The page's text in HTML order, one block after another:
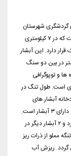
گردشگری شهرستان
شاهرود که تا کنون ناشناخته مانده تنگ و آبشار داستان است که در ۷ کیلومتری
دارد. این آبشار
با عظمت در میان تنگه ای به نام داستان با ارتفاع ۱۲ متر در بین دو سنگ
و توپوگرافی
است. طول تنگ در
در مسیر رودخانه آبشار های
دیگری نیز با ارتفاع ۵ تا ۱۰ متر دیده می شوند. تنگ داستان دارای ۳ آبشار است.
آبشار اول که در ابتدای تنگ و در معرض دید همگان قرار دارد و ۲ آبشار دیگر در
مملو از ذرات ریز
گردد. ریزش آب